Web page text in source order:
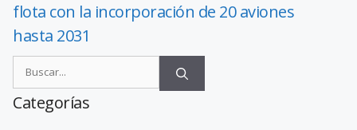
flota con la incorporación de 20 aviones
hasta 2031
Categorías